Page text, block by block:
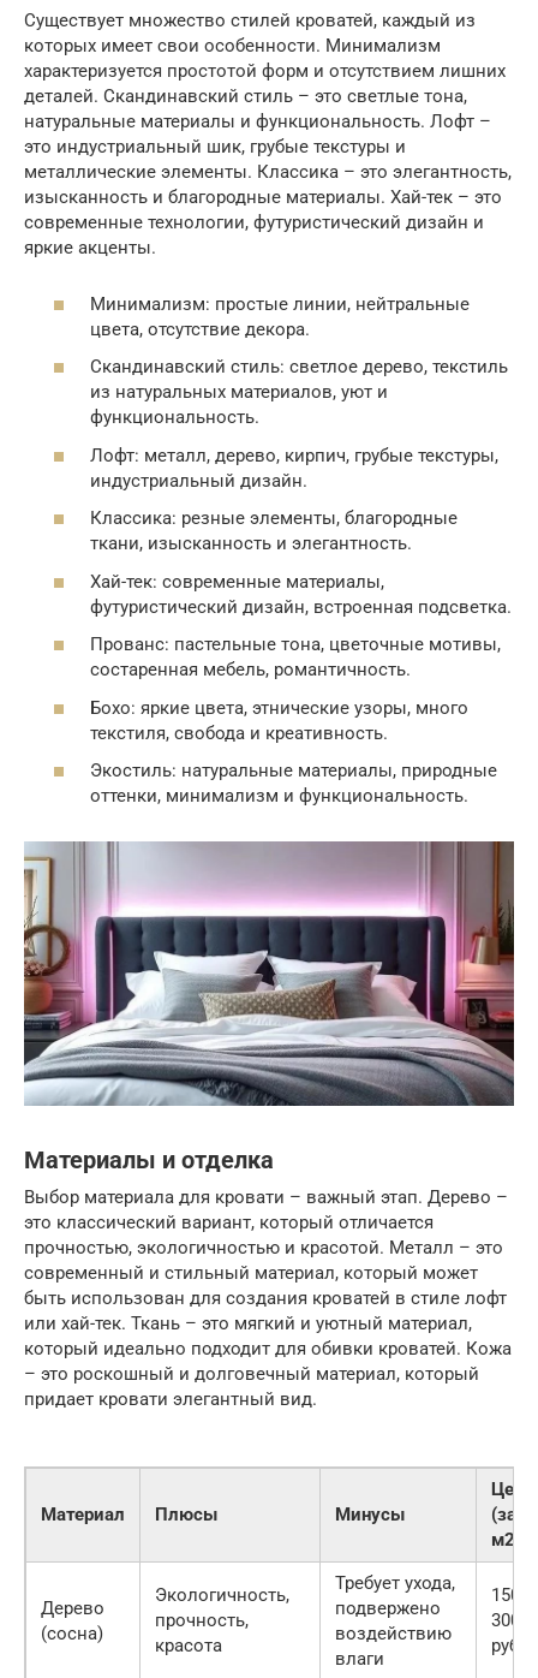
Существует множество стилей кроватей, каждый из
которых имеет свои особенности. Минимализм
характеризуется простотой форм и отсутствием лишних
деталей. Скандинавский стиль – это светлые тона,
натуральные материалы и функциональность. Лофт –
это индустриальный шик, грубые текстуры и
металлические элементы. Классика – это элегантность,
изысканность и благородные материалы. Хай-тек – это
современные технологии, футуристический дизайн и
яркие акценты.
Минимализм: простые линии, нейтральные
цвета, отсутствие декора.
Скандинавский стиль: светлое дерево, текстиль
из натуральных материалов, уют и
функциональность.
Лофт: металл, дерево, кирпич, грубые текстуры,
индустриальный дизайн.
Классика: резные элементы, благородные
ткани, изысканность и элегантность.
Хай-тек: современные материалы,
футуристический дизайн, встроенная подсветка.
Прованс: пастельные тона, цветочные мотивы,
состаренная мебель, романтичность.
Бохо: яркие цвета, этнические узоры, много
текстиля, свобода и креативность.
Экостиль: натуральные материалы, природные
оттенки, минимализм и функциональность.
Материалы и отделка
Выбор материала для кровати – важный этап. Дерево –
это классический вариант, который отличается
прочностью, экологичностью и красотой. Металл – это
современный и стильный материал, который может
быть использован для создания кроватей в стиле лофт
или хай-тек. Ткань – это мягкий и уютный материал,
который идеально подходит для обивки кроватей. Кожа
– это роскошный и долговечный материал, который
придает кровати элегантный вид.
Материал Плюсы Минусы
Цена
(за
м2)
Дерево
(сосна)
Экологичность,
прочность,
красота
Требует ухода,
подвержено
воздействию
влаги
1500-
3000
руб.